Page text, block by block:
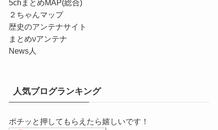
5chまとめMAP(総合)
２ちゃんマップ
歴史のアンテナサイト
まとめνアンテナ
News人
人気ブログランキング
ポチッと押してもらえたら嬉しいです！